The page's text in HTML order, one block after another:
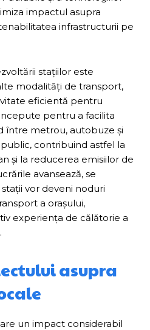
impactul asupra
infrastructurii pe
stațiilor este
modalități de transport,
eficientă pentru
pentru a facilita
între metrou, autobuze și
contribuind astfel la
și la reducerea emisiilor de
avansează, se
vor deveni noduri
a orașului,
experiența de călătorie a
asupra
un impact considerabil